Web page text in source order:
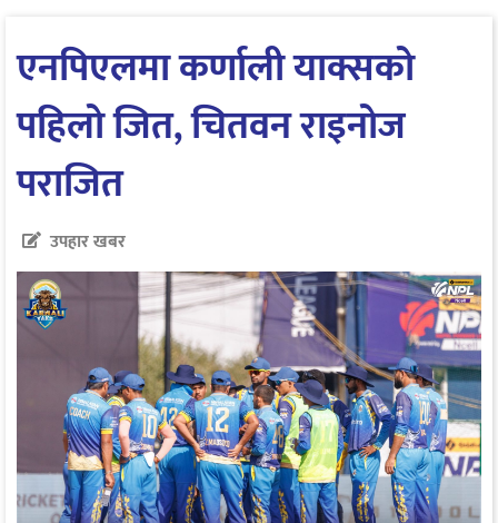
एनपिएलमा कर्णाली याक्सको
पहिलो जित, चितवन राइनोज
पराजित
उपहार खबर